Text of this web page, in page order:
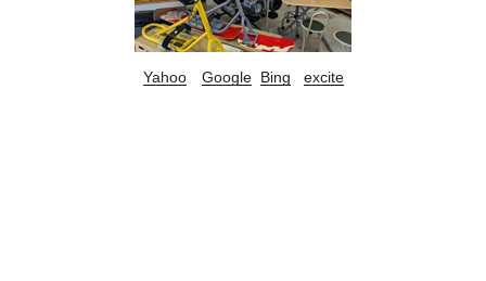
Yahoo Google Bing excite